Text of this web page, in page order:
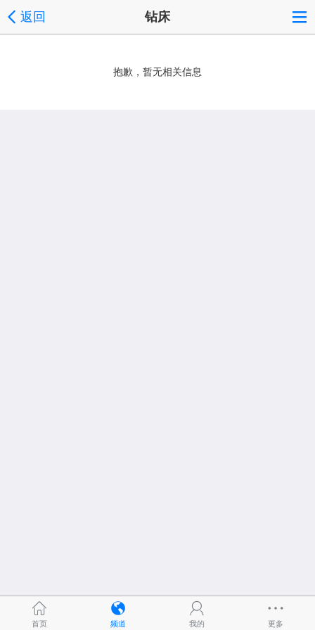
返回 钻床
抱歉，暂无相关信息
首页 频道 我的 更多